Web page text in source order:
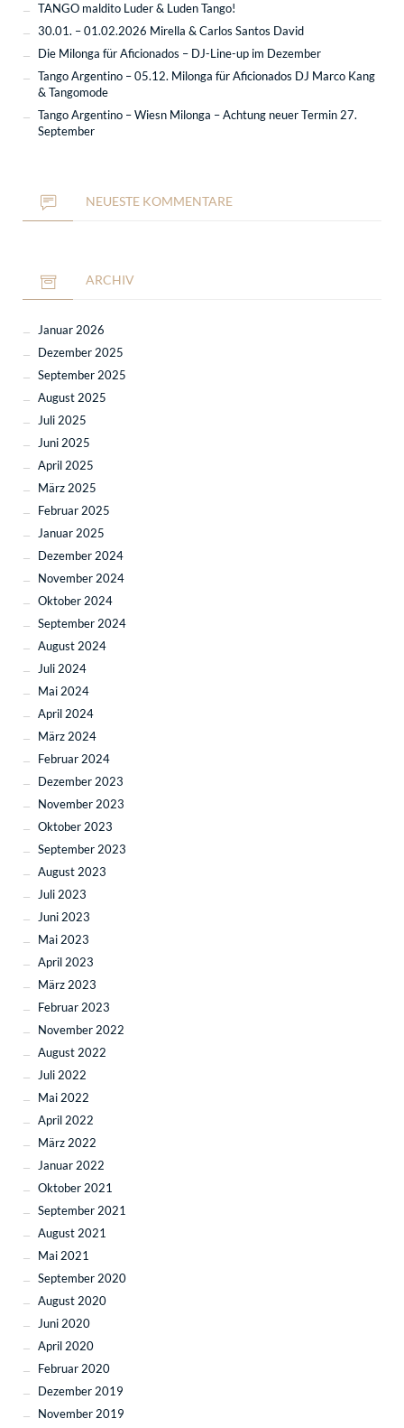
TANGO maldito Luder & Luden Tango!
30.01. – 01.02.2026 Mirella & Carlos Santos David
Die Milonga für Aficionados – DJ-Line-up im Dezember
Tango Argentino – 05.12. Milonga für Aficionados DJ Marco Kang
& Tangomode
Tango Argentino – Wiesn Milonga – Achtung neuer Termin 27.
September
NEUESTE KOMMENTARE
ARCHIV
Januar 2026
Dezember 2025
September 2025
August 2025
Juli 2025
Juni 2025
April 2025
März 2025
Februar 2025
Januar 2025
Dezember 2024
November 2024
Oktober 2024
September 2024
August 2024
Juli 2024
Mai 2024
April 2024
März 2024
Februar 2024
Dezember 2023
November 2023
Oktober 2023
September 2023
August 2023
Juli 2023
Juni 2023
Mai 2023
April 2023
März 2023
Februar 2023
November 2022
August 2022
Juli 2022
Mai 2022
April 2022
März 2022
Januar 2022
Oktober 2021
September 2021
August 2021
Mai 2021
September 2020
August 2020
Juni 2020
April 2020
Februar 2020
Dezember 2019
November 2019